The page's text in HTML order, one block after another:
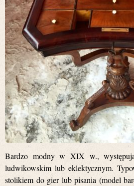
Bardzo modny w XIX w.,
ludwikowskim lub eklektycznym.
stolikiem do gier lub pisania (model